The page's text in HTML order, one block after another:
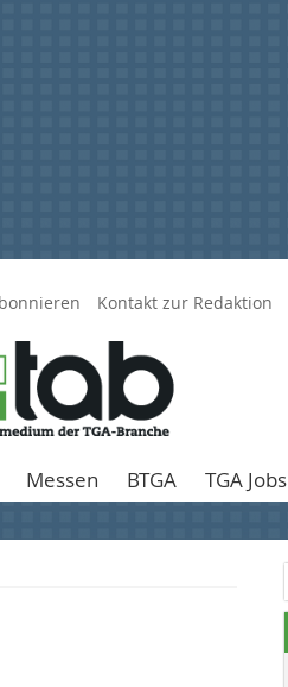
Kontakt zur Redaktion
Messen BTGA TGA Jobs